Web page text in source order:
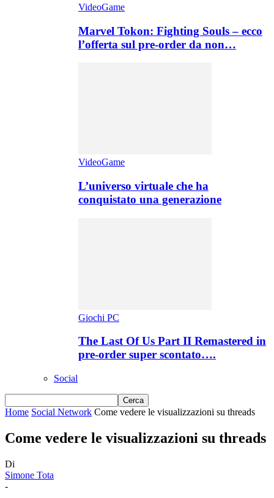
VideoGame
Marvel Tokon: Fighting Souls – ecco
l’offerta sul pre-order da non…
VideoGame
L’universo virtuale che ha
conquistato una generazione
Giochi PC
The Last Of Us Part II Remastered in
pre-order super scontato….
Social
Home Social Network Come vedere le visualizzazioni su threads
Come vedere le visualizzazioni su threads
Di
Simone Tota
-